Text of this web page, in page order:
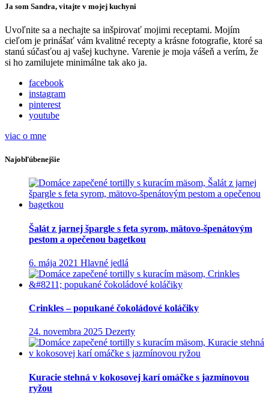
Ja som Sandra, vitajte v mojej kuchyni
Uvoľnite sa a nechajte sa inšpirovať mojimi receptami. Mojím
cieľom je prinášať vám kvalitné recepty a krásne fotografie, ktoré sa
stanú súčasťou aj vašej kuchyne. Varenie je moja vášeň a verím, že
si ho zamilujete minimálne tak ako ja.
facebook
instagram
pinterest
youtube
viac o mne
Najobľúbenejšie
Šalát z jarnej špargle s feta syrom, mätovo-špenátovým
pestom a opečenou bagetkou
6. mája 2021 Hlavné jedlá
Crinkles – popukané čokoládové koláčiky
24. novembra 2025 Dezerty
Kuracie stehná v kokosovej karí omáčke s jazmínovou
ryžou